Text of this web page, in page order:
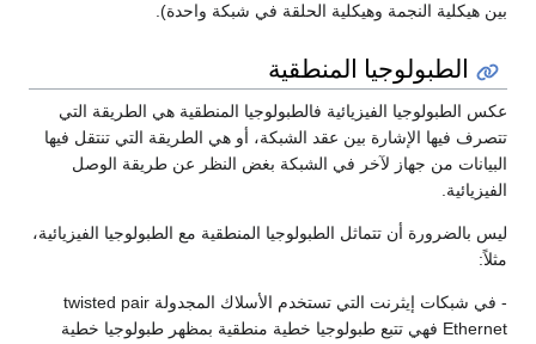
بين هيكلية النجمة وهيكلية الحلقة في شبكة واحدة).
الطبولوجيا المنطقية
عكس الطبولوجيا الفيزيائية فالطبولوجيا المنطقية هي الطريقة التي
تتصرف فيها الإشارة بين عقد الشبكة، أو هي الطريقة التي تنتقل فيها
البيانات من جهاز لآخر في الشبكة بغض النظر عن طريقة الوصل
الفيزيائية.
ليس بالضرورة أن تتماثل الطبولوجيا المنطقية مع الطبولوجيا الفيزيائية،
مثلاً:
- في شبكات إيثرنت التي تستخدم الأسلاك المجدولة twisted pair
Ethernet فهي تتبع طبولوجيا خطية منطقية بمظهر طبولوجيا خطية